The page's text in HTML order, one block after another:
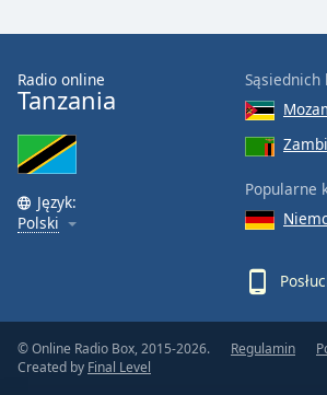
Opacity
Text
Background
Color
Caption
Area
Background
Radio online
Tanzania
Język:
Polski
Sąsiednich
Popularne
© Online Radio Box, 2015-2026.
Created by Final Level
Regulamin